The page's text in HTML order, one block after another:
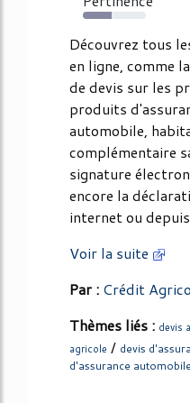
45%
Découvrez tous
en ligne, comme
de devis sur les
produits
automobile,
complémentaire
signature
encore la
internet ou
Voir la suite
Par : Crédit
Thèmes liés : devis
agricole / devis
d'assurance automobile